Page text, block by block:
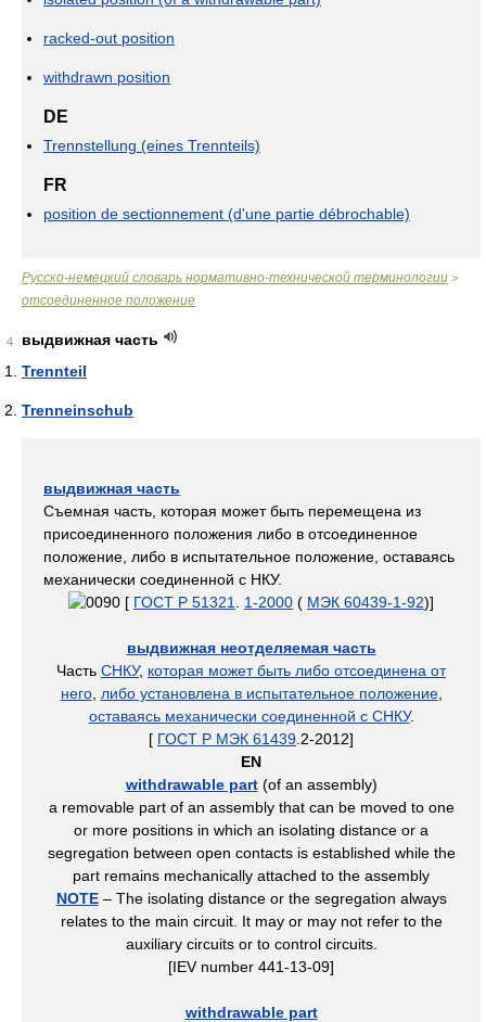
racked-out position
withdrawn position
DE
Trennstellung (eines Trennteils)
FR
position de sectionnement (d'une partie débrochable)
Русско-немецкий словарь нормативно-технической терминологии >
отсоединенное положение
4
выдвижная часть
Trennteil
Trenneinschub
выдвижная часть
Съемная часть, которая может быть перемещена из
присоединенного положения либо в отсоединенное
положение, либо в испытательное положение, оставаясь
механически соединенной с НКУ.
[ ГОСТ Р 51321 1-2000 ( МЭК 60439-1-92)]
выдвижная неотделяемая часть
Часть СНКУ, которая может быть либо отсоединена от
него, либо установлена в испытательное положение,
оставаясь механически соединенной с СНКУ.
[ ГОСТ Р МЭК 61439 .2-2012]
EN
withdrawable part(of an assembly)
a removable part of an assembly that can be moved to one
or more positions in which an isolating distance or a
segregation between open contacts is established while the
part remains mechanically attached to the assembly
NOTE– The isolating distance or the segregation always
relates to the main circuit. It may or may not refer to the
auxiliary circuits or to control circuits.
[IEV number 441-13-09]
withdrawable part